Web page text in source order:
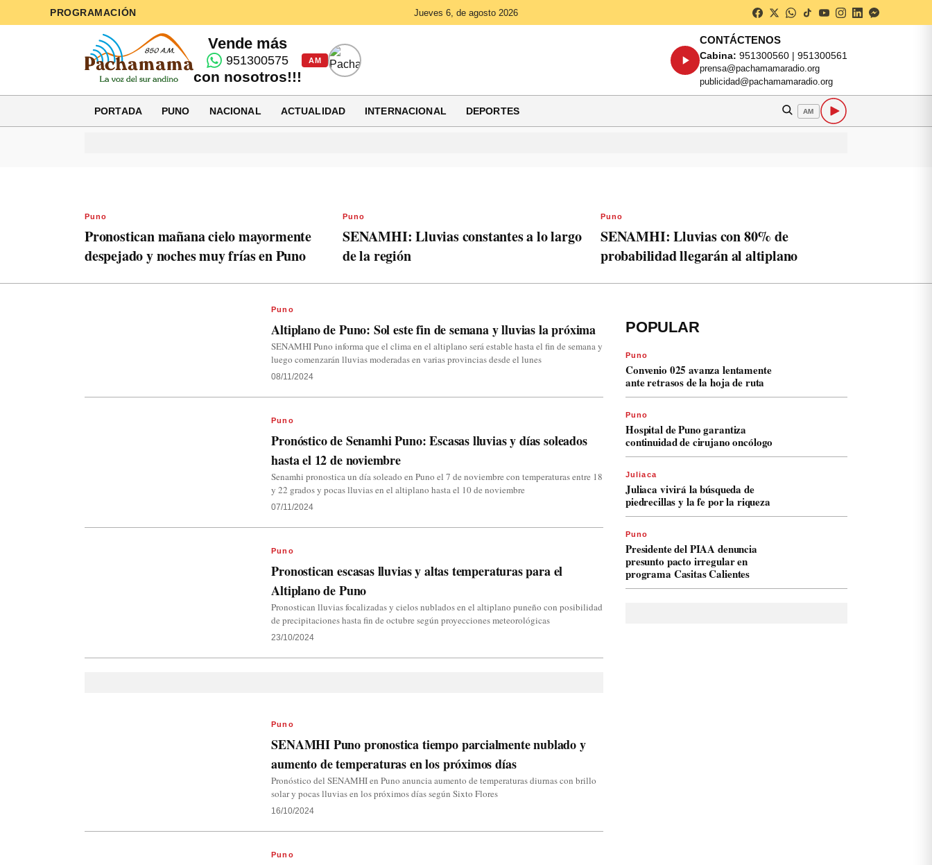
PROGRAMACIÓN Jueves 6, de agosto 2026
Vende más
951300575
con nosotros!!!
AM
CONTÁCTENOS
Cabina: 951300560 | 951300561
prensa@pachamamaradio.org
publicidad@pachamamaradio.org
PORTADA PUNO NACIONAL ACTUALIDAD INTERNACIONAL DEPORTES AM
Puno
Pronostican mañana cielo mayormente
despejado y noches muy frías en Puno
Puno
SENAMHI: Lluvias constantes a lo largo
de la región
Puno
SENAMHI: Lluvias con 80% de
probabilidad llegarán al altiplano
Puno
Altiplano de Puno: Sol este fin de semana y lluvias la próxima
SENAMHI Puno informa que el clima en el altiplano será estable hasta el fin de semana y
luego comenzarán lluvias moderadas en varias provincias desde el lunes
08/11/2024
Puno
Pronóstico de Senamhi Puno: Escasas lluvias y días soleados
hasta el 12 de noviembre
Senamhi pronostica un día soleado en Puno el 7 de noviembre con temperaturas entre 18
y 22 grados y pocas lluvias en el altiplano hasta el 10 de noviembre
07/11/2024
Puno
Pronostican escasas lluvias y altas temperaturas para el
Altiplano de Puno
Pronostican lluvias focalizadas y cielos nublados en el altiplano puneño con posibilidad
de precipitaciones hasta fin de octubre según proyecciones meteorológicas
23/10/2024
Puno
SENAMHI Puno pronostica tiempo parcialmente nublado y
aumento de temperaturas en los próximos días
Pronóstico del SENAMHI en Puno anuncia aumento de temperaturas diurnas con brillo
solar y pocas lluvias en los próximos días según Sixto Flores
16/10/2024
Puno
POPULAR
Puno
Convenio 025 avanza lentamente
ante retrasos de la hoja de ruta
Puno
Hospital de Puno garantiza
continuidad de cirujano oncólogo
Juliaca
Juliaca vivirá la búsqueda de
piedrecillas y la fe por la riqueza
Puno
Presidente del PIAA denuncia
presunto pacto irregular en
programa Casitas Calientes